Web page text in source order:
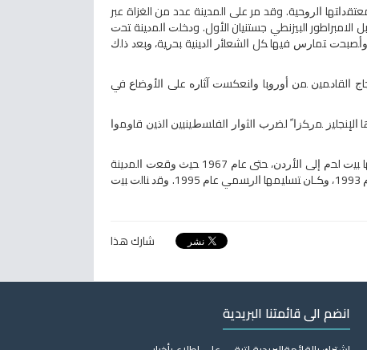
ﺍﻟﻘﺒﺎﺌـل ﺍﻟﻤﺨﺘﻠﻔﺔ ﻓﻲ ﻤﻌﺘﻘﺩﺍﺘﻬﺎ ﺍﻟﺭﻭﺤﻴﺔ. وقد مر على المدينة عدد من الغزاة عبر
البيزنطي جستنيان الأول. وﺩﺨﻠﺕ ﺍﻟﻤﺩﻴﻨﺔ ﺘﺤﺕ
ﺘﻤﺎﺭﺱ ﻓﻴﻬﺎ ﻜل ﺍﻟﺸﻌﺎﺌﺭ ﺍﻟﺩﻴﻨﻴﺔ ﺒﺤﺭﻴﺔ، ﻭﺒﻌﺩ ﺫﻟﻙ
ﺍﻟﻘﺎﺩﻤﻴﻥ ﻤﻥ ﺃﻭﺭﻭﺒﺎ ﻭﺍﻨﻌﻜﺴﺕ ﺁﺜﺎﺭﻩ ﻋﻠﻰ ﺍﻷﻭﻀﺎﻉ ﻓﻲ
ﺍﻟﺒﺭﻴﻁﺎﻨﻲ، ﻭﺍﺘﺨﺫﻫﺎ ﺍﻹﻨﺠﻠﻴﺯ ﻤﺭﻜﺯﺍﹰ ﻟﻀﺭﺏ ﺍﻟﺜﻭﺍﺭ ﺍﻟﻔﻠﺴﻁﻴﻨﻴﻴﻥ ﺍﻟﺫﻴﻥ ﻗﺎﻭﻤﻭﺍ
وﺒﻌﺩ ﺘﻭﻗﻴﻊ ﺍﺘﻔﺎﻗﻴﺔ ﺍﻟﻬﺩﻨﺔ ﻋﺎﻡ 1949 ﺒﻴﻥ ﺍﻟﻜﻴﺎﻥ ﺍﻟﺼﻬﻴﻭﻨﻲ ﻭﺍﻟﺩﻭل ﺍﻟﻌﺭﺒﻴﺔ ﻤﺼﺭ ﻭﺍﻷﺭﺩﻥ ﻭﻟﺒﻨﺎﻥ ﻭﺴﻭﺭﻴﺎ، ﻀﻤﺕ ﺍﻟﻀﻔﺔ ﺍﻟﻐﺭﺒﻴﺔ ﻭﻤﻥ ﺒﻴﻨﻬﺎ ﺒﻴﺕ ﻟﺤﻡ ﺇﻟﻰ ﺍﻷﺭﺩﻥ، ﺤﺘﻰ ﻋﺎﻡ 1967 ﺤﻴﺙ ﻭﻗﻌﺕ ﺍﻟﻤﺩﻴﻨﺔ
ﺘﺤﺕ ﺍﻻﺤﺘﻼل ﺍﻹﺴﺭﺍﺌﻴﻠﻲ. ﻭوﻓﻘﺎ ﻻﺘﻔﺎﻗﻴﺎﺕ ﺃﻭﺴﻠﻭ، ﺘﻡ ﻨﻘل ﺍﻟﺴﻠﻁﺎﺕ ﺍﻟﻤﺩﻨﻴﺔ ﻭﺍﻷﻤﻨﻴﺔ ﻓﻲ ﺍﻟﻤﺩﻴﻨﺔ ﺇﻟﻰ ﻴﺩ ﺍﻟﺴﻠﻁﺔ ﺍﻟﻭﻁﻨﻴﺔ ﺍﻟﻔﻠﺴﻁﻴﻨﻴﺔ ﻋﺎﻡ 1993، ﻭﻜـﺎﻥ ﺘﺴﻠﻴﻤﻬﺎ ﺍﻟﺭﺴﻤﻲ ﻋﺎﻡ 1995. ﻭﻗﺩ ﻨﺎﻟﺕ ﺒﻴﺕ
شارك هذا
انضم الى قائمتنا البريدية